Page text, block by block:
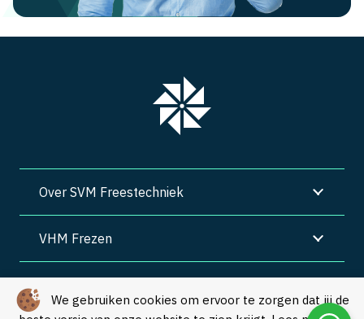
We gebruiken cookies om ervoor te zorgen dat jij de
Over SVM Freestechniek
VHM Frezen